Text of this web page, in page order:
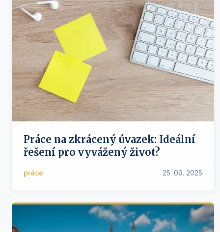
Práce na zkrácený úvazek: Ideální
řešení pro vyvážený život?
práce 25. 09. 2025